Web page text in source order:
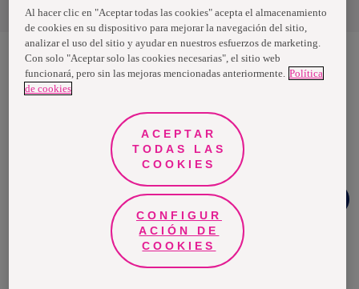
Nosotras, una marca de Essity - una compañía global líder en
higiene y salud. Cada día, mil millones de personas, en todo el
propósito es romper barreras por el bienestar en beneficio de
consumidores, pacientes, cuidadores, clientes y la sociedad en
general. Vendemos en aproximadamente 150 países bajo las
principales marcas globales TENA y Tork, así como otras marcas
como Actimove, Cutimed, JOBST, Knix, Leukoplast, Libero, Libresse,
Lotus, Modibodi, Nosotras, Saba, Tempo, TOM Organic y Zewa. En
2024, Essity tuvo ventas de aproximadamente 13 mil millones de
euros y empleó a 36,000 personas. La sede de la compañía está
ubicada en Estocolmo, Suecia, y Essity cotiza en Nasdaq Estocolmo.
Más información enwww.essity.com.
Al hacer clic en "Aceptar todas las cookies" acepta el almacenamiento
de cookies en su dispositivo para mejorar la navegación del sitio,
analizar el uso del sitio y ayudar en nuestros esfuerzos de marketing.
Con solo "Aceptar solo las cookies necesarias", el sitio web
funcionará, pero sin las mejoras mencionadas anteriormente. Política
de cookies
ACEPTAR
TODAS LAS
COOKIES
CONFIGUR
ACIÓN DE
COOKIES